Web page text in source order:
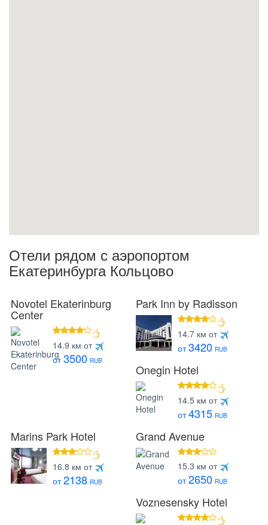
Отели рядом с аэропортом
Екатеринбурга Кольцово
Novotel Ekaterinburg
Center
4 звезды
14.9 км от
от3500 RUB
Park Inn by Radisson
4 звезды
14.7 км от
от3420 RUB
Onegin Hotel
4 звезды
14.5 км от
от4315 RUB
Marins Park Hotel
3 звезды
16.8 км от
от2138 RUB
Grand Avenue
3 звезды
15.3 км от
от2650 RUB
Voznesensky Hotel